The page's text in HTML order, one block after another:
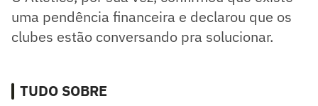
uma pendência financeira e declarou que os
clubes estão conversando pra solucionar.
TUDO SOBRE